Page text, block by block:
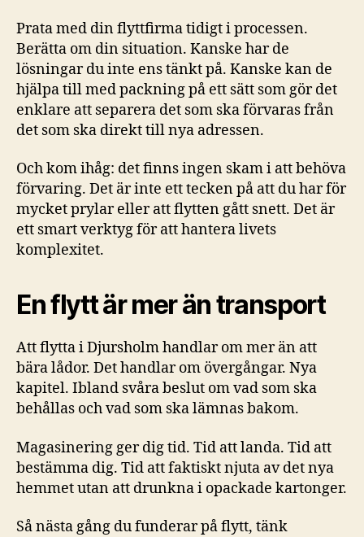
Prata med din flyttfirma tidigt i processen.
Berätta om din situation. Kanske har de
lösningar du inte ens tänkt på. Kanske kan de
hjälpa till med packning på ett sätt som gör det
enklare att separera det som ska förvaras från
det som ska direkt till nya adressen.
Och kom ihåg: det finns ingen skam i att behöva
förvaring. Det är inte ett tecken på att du har för
mycket prylar eller att flytten gått snett. Det är
ett smart verktyg för att hantera livets
komplexitet.
En flytt är mer än transport
Att flytta i Djursholm handlar om mer än att
bära lådor. Det handlar om övergångar. Nya
kapitel. Ibland svåra beslut om vad som ska
behållas och vad som ska lämnas bakom.
Magasinering ger dig tid. Tid att landa. Tid att
bestämma dig. Tid att faktiskt njuta av det nya
hemmet utan att drunkna i opackade kartonger.
Så nästa gång du funderar på flytt, tänk